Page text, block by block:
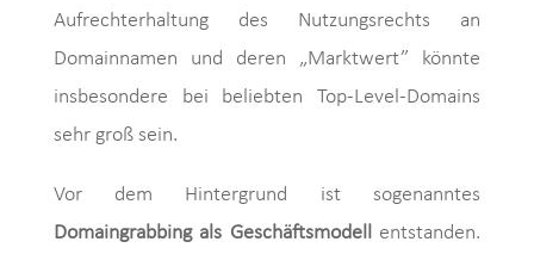
Aufrechterhaltung des Nutzungsrechts an
Domainnamen und deren „Marktwert” könnte
insbesondere bei beliebten Top-Level-Domains
sehr groß sein.
Vor dem Hintergrund ist sogenanntes
Domaingrabbing als Geschäftsmodellentstanden.